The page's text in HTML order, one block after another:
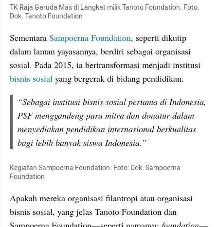
TK Raja Garuda Mas di Langkat milik Tanoto Foundation. Foto:
Dok. Tanoto Foundation
Sementara Sampoerna Foundation, seperti dikutip
dalam laman yayasannya, berdiri sebagai organisasi
bisnis sosial yang bergerak di bidang pendidikan.
“Sebagai institusi bisnis sosial pertama di Indonesia,
PSF menggandeng para mitra dan donatur dalam
menyediakan pendidikan internasional berkualitas
bagi lebih banyak siswa Indonesia.”
Kegiatan Sampoerna Foundation. Foto: Dok. Sampoerna
Foundation
Apakah mereka organisasi filantropi atau organisasi
bisnis sosial, yang jelas Tanoto Foundation dan